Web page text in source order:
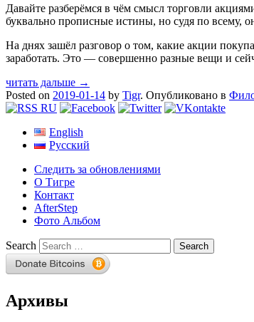
Давайте разберёмся в чём смысл торговли
буквально прописные истины, но судя по всему,
На днях зашёл разговор о том, какие акции
заработать. Это — совершенно разные вещи и
читать дальше →
Posted on 2019-01-14 by Tigr. Опубликовано в
English
Русский
Следить за обновлениями
О Тигре
Контакт
AfterStep
Фото Альбом
Search
Архивы